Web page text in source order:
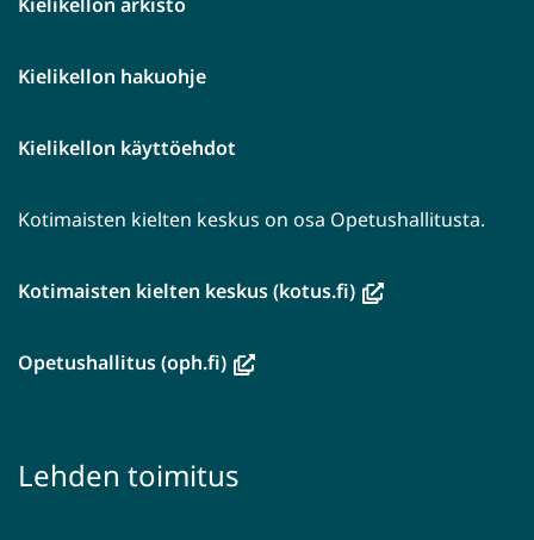
Kielikellon hakuohje
Kielikellon käyttöehdot
Kotimaisten kielten keskus on osa Opetushallitusta.
Kotimaisten kielten keskus (kotus.fi)(avautuu
Opetushallitus (oph.fi)(avautuu
toiseen
Lehden toimitus